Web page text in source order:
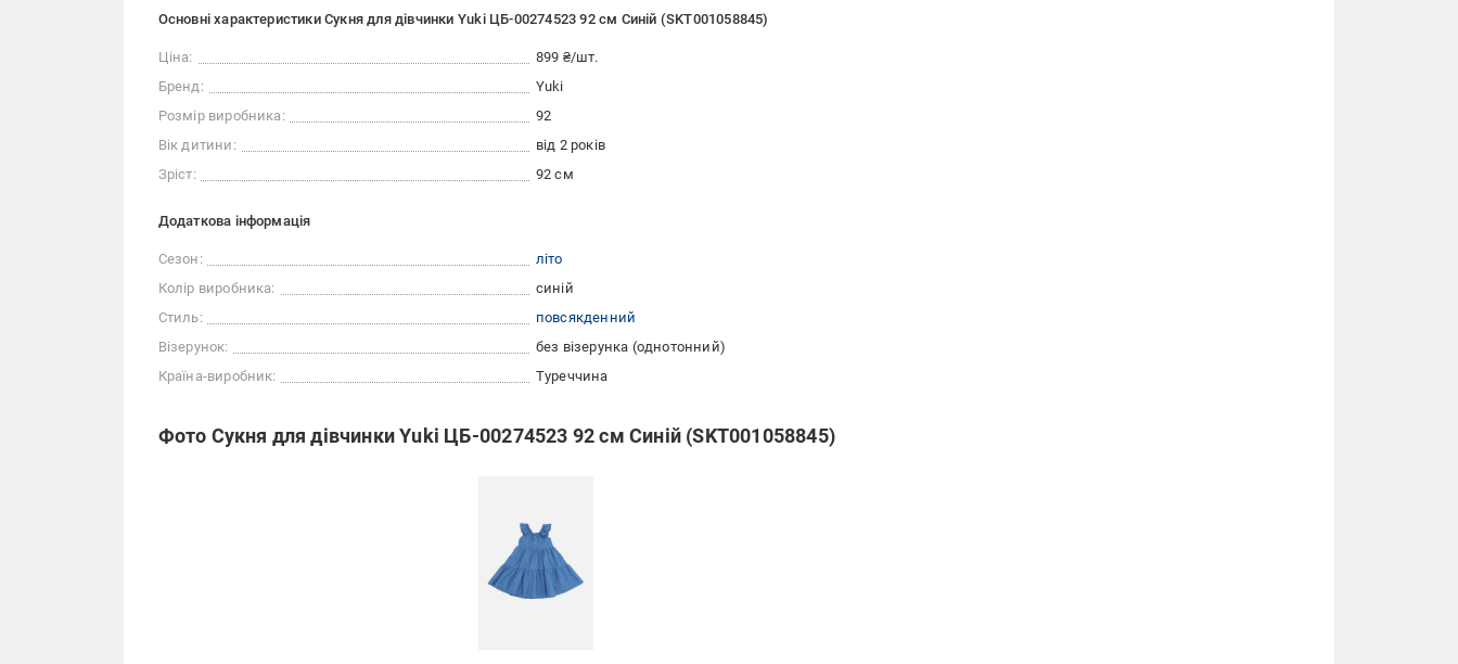
Основні характеристики Сукня для дівчинки Yuki ЦБ-00274523 92 см Синій (SKT001058845)
Ціна:
899 ₴/шт.
Бренд:
Yuki
Розмір виробника:
92
Вік дитини:
від 2 років
Зріст:
92 см
Додаткова інформація
Сезон:
літо
Колір виробника:
синій
Стиль:
повсякденний
Візерунок:
без візерунка (однотонний)
Країна-виробник:
Туреччина
Фото Сукня для дівчинки Yuki ЦБ-00274523 92 см Синій (SKT001058845)